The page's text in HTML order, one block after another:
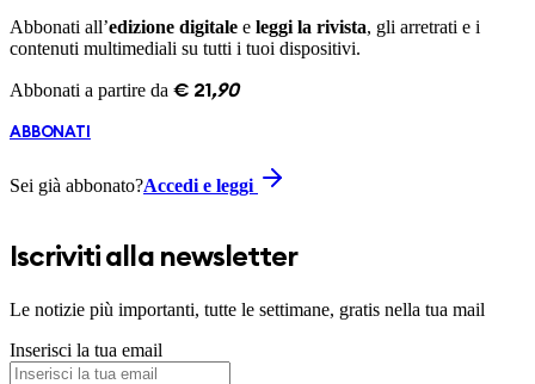
Abbonati all’edizione digitale e leggi la rivista, gli arretrati e i
contenuti multimediali su tutti i tuoi dispositivi.
Abbonati a partire da € 21 ,90
ABBONATI
Sei già abbonato?Accedi e leggi
Iscriviti alla newsletter
Le notizie più importanti, tutte le settimane, gratis nella tua mail
Inserisci la tua email